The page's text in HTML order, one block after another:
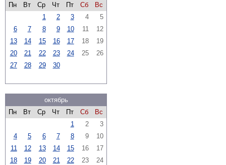
Пн
Вт Ср Чт Пт Сб
Вс
1
2 3 4
5
6
7 8 9 10 11
12
13
14 15 16 17 18
19
20
21 22 23 24 25
26
27
28 29 30
октябрь
Пн
Вт Ср Чт Пт Сб
Вс
1
2
3
4
5 6 7 8 9
10
11
12 13 14 15 16
17
18
19 20 21 22 23
24